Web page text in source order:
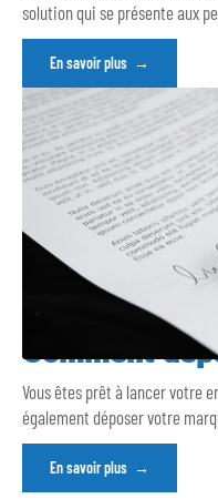
solution qui se présente aux
En savoir plus
Comment
Vous êtes prêt à lancer votre
également déposer votre
En savoir plus